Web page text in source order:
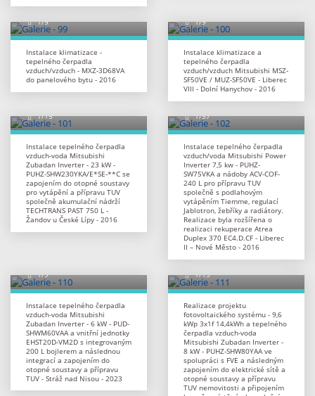
Instalace klimatizace -
tepelného čerpadla
vzduch/vzduch - MXZ-3D68VA
do panelového bytu - 2016
Instalace klimatizace a
tepelného čerpadla
vzduch/vzduch Mitsubishi MSZ-
SF50VE / MUZ-SF50VE - Liberec
VIII - Dolní Hanychov - 2016
Instalace tepelného čerpadla
vzduch-voda Mitsubishi
Zubadan Inverter - 23 kW -
PUHZ-SHW230YKA/E*SE-**C se
zapojením do otopné soustavy
pro vytápění a přípravu TUV
společně akumulační nádrží
TECHTRANS PAST 750 L -
Žandov u České Lípy - 2016
Instalace tepelného čerpadla
vzduch/voda Mitsubishi Power
Inverter 7,5 kw - PUHZ-
SW75VKA a nádoby ACV-COF-
240 L pro přípravu TUV
společně s podlahovým
vytápěním Tiemme, regulací
Jablotron, žebříky a radiátory.
Realizace byla rozšířena o
realizaci rekuperace Atrea
Duplex 370 EC4.D.CF - Liberec
II – Nové Město - 2016
Instalace tepelného čerpadla
vzduch-voda Mitsubishi
Zubadan Inverter - 6 kW - PUD-
SHWM60VAA a vnitřní jednotky
EHST20D-VM2D s integrovaným
200 L bojlerem a následnou
integrací a zapojením do
otopné soustavy a přípravu
TUV - Stráž nad Nisou - 2023
Realizace projektu
fotovoltaického systému - 9,6
kWp 3x1f 14,4kWh a tepelného
čerpadla vzduch-voda
Mitsubishi Zubadan Inverter -
8 kW - PUHZ-SHW80YAA ve
spolupráci s FVE a následným
zapojením do elektrické sítě a
otopné soustavy a přípravu
TUV nemovitosti a připojením